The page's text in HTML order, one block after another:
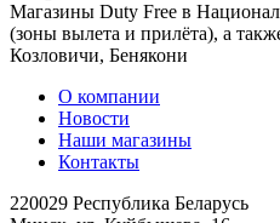
Магазины Duty Free в
(зоны вылета и прилёта), а
Козловичи, Бенякони
О компании
Новости
Наши магазины
Контакты
220029 Республика Беларусь